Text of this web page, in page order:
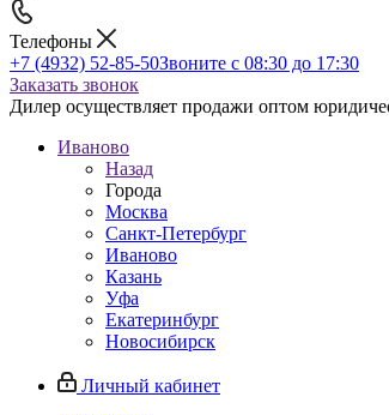
Телефоны
+7 (4932) 52-85-50Звоните с 08:30 до 17:30
Заказать звонок
Дилер осуществляет продажи оптом
Иваново
Назад
Города
Москва
Санкт-Петербург
Иваново
Казань
Уфа
Екатеринбург
Новосибирск
Личный кабинет